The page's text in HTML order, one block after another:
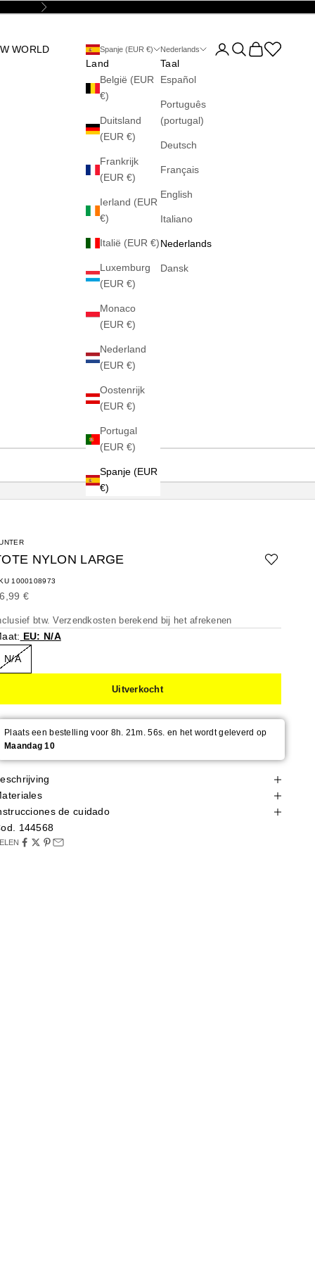
Volgende
WORLD Spanje (EUR €)
Land
België (EUR
€)
Duitsland
(EUR €)
Frankrijk
(EUR €)
Ierland (EUR
€)
Italië (EUR €)
Luxemburg
(EUR €)
Monaco
(EUR €)
Nederland
(EUR €)
Oostenrijk
(EUR €)
Portugal
(EUR €)
Spanje (EUR
€)
Nederlands
Taal
Español
Português
(portugal)
Deutsch
Français
English
Italiano
Nederlands
Dansk
Accountpagina
Zoeken openen
Winkelwagen
Abrir la
NYLON LARGE
1000108973
€
btw.Verzendkosten berekend bij het afrekenen
EU: N/A
N/A
Uitverkocht
Plaats een bestelling voor 8h. 21m. 54s. en het wordt geleverd op
Maandag 10
de cuidado
144568